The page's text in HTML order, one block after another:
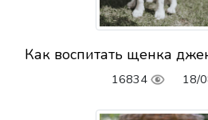
Как воспитать щенка
16834 18/